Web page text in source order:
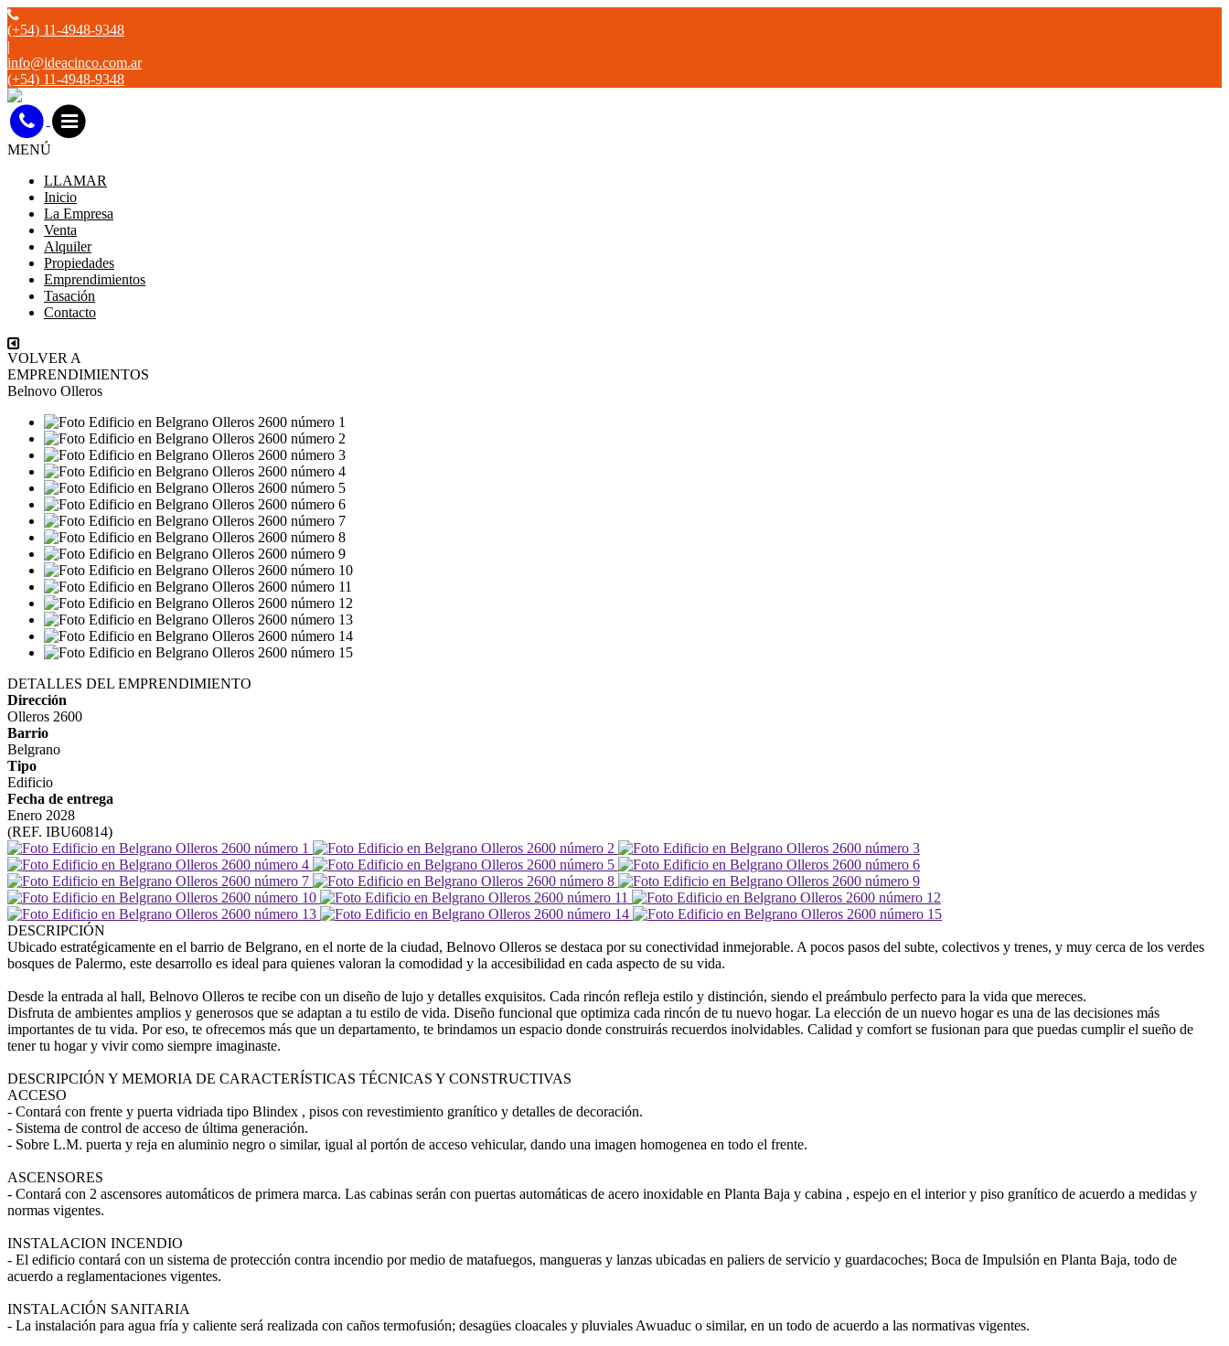
(+54) 11-4948-9348
|
info@ideacinco.com.ar
(+54) 11-4948-9348
MENÚ
LLAMAR
Inicio
La Empresa
Venta
Alquiler
Propiedades
Emprendimientos
Tasación
Contacto
VOLVER A
EMPRENDIMIENTOS
Belnovo Olleros
DETALLES DEL EMPRENDIMIENTO
Dirección
Olleros 2600
Barrio
Belgrano
Tipo
Edificio
Fecha de entrega
Enero 2028
(REF. IBU60814)
DESCRIPCIÓN
Ubicado estratégicamente en el barrio de Belgrano, en el norte de la ciudad, Belnovo Olleros se destaca por su conectividad inmejorable. A pocos pasos del subte, colectivos y trenes, y muy cerca de los verdes
bosques de Palermo, este desarrollo es ideal para quienes valoran la comodidad y la accesibilidad en cada aspecto de su vida.
Desde la entrada al hall, Belnovo Olleros te recibe con un diseño de lujo y detalles exquisitos. Cada rincón refleja estilo y distinción, siendo el preámbulo perfecto para la vida que mereces.
Disfruta de ambientes amplios y generosos que se adaptan a tu estilo de vida. Diseño funcional que optimiza cada rincón de tu nuevo hogar. La elección de un nuevo hogar es una de las decisiones más
importantes de tu vida. Por eso, te ofrecemos más que un departamento, te brindamos un espacio donde construirás recuerdos inolvidables. Calidad y comfort se fusionan para que puedas cumplir el sueño de
tener tu hogar y vivir como siempre imaginaste.
DESCRIPCIÓN Y MEMORIA DE CARACTERÍSTICAS TÉCNICAS Y CONSTRUCTIVAS
ACCESO
- Contará con frente y puerta vidriada tipo Blindex , pisos con revestimiento granítico y detalles de decoración.
- Sistema de control de acceso de última generación.
- Sobre L.M. puerta y reja en aluminio negro o similar, igual al portón de acceso vehicular, dando una imagen homogenea en todo el frente.
ASCENSORES
- Contará con 2 ascensores automáticos de primera marca. Las cabinas serán con puertas automáticas de acero inoxidable en Planta Baja y cabina , espejo en el interior y piso granítico de acuerdo a medidas y
normas vigentes.
INSTALACION INCENDIO
- El edificio contará con un sistema de protección contra incendio por medio de matafuegos, mangueras y lanzas ubicadas en paliers de servicio y guardacoches; Boca de Impulsión en Planta Baja, todo de
acuerdo a reglamentaciones vigentes.
INSTALACIÓN SANITARIA
- La instalación para agua fría y caliente será realizada con caños termofusión; desagües cloacales y pluviales Awuaduc o similar, en un todo de acuerdo a las normativas vigentes.